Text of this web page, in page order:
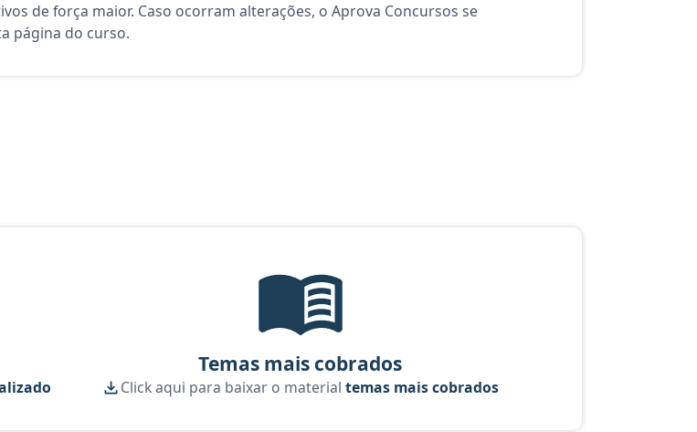
de força maior. Caso ocorram alterações, o Aprova Concursos se
página do curso.
gratuito do Aprova Concursos para o curso Auditor: Controle Interno - Finanças e Controle
Temas mais cobrados
Click aqui para baixar o materialtemas mais cobrados